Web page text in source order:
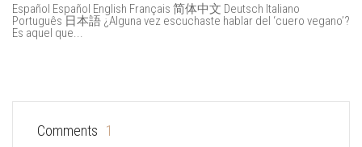
Español Español English Français 简体中文 Deutsch Italiano
Português 日本語 ¿Alguna vez escuchaste hablar del ‘cuero vegano’?
Es aquel que...
Comments 1